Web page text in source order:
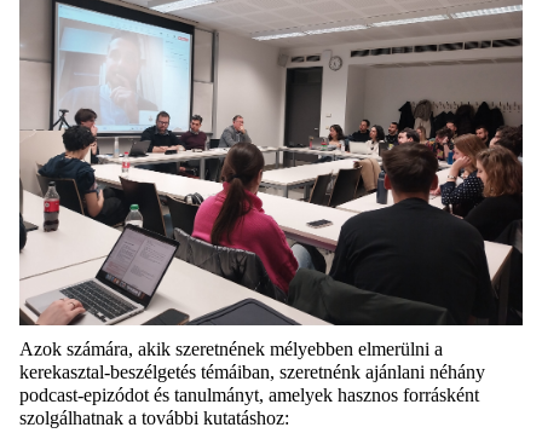
Azok számára, akik szeretnének mélyebben elmerülni a
kerekasztal-beszélgetés témáiban, szeretnénk ajánlani néhány
podcast-epizódot és tanulmányt, amelyek hasznos forrásként
szolgálhatnak a további kutatáshoz: